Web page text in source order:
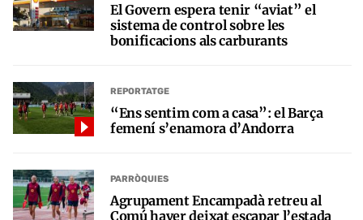
El Govern espera tenir “aviat” el
sistema de control sobre les
bonificacions als carburants
REPORTATGE
“Ens sentim com a casa”: el Barça
femení s’enamora d’Andorra
PARRÒQUIES
Agrupament Encampadà retreu al
Comú haver deixat escapar l’estada